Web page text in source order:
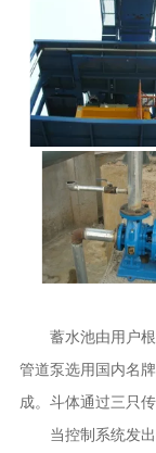
蓄水池由用户根
管道泵选用国内名
成。斗体通过三只
当控制系统发出